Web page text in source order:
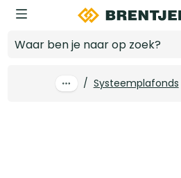
Ga naar hoofdinhoud
/ Systeemplafonds
Log in voor prijzen